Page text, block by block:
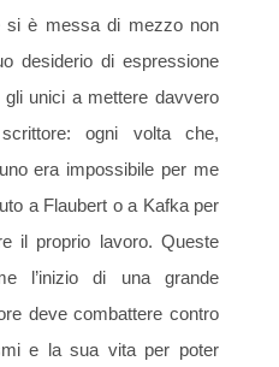
si è messa di mezzo non
desiderio di espressione
unici a mettere davvero
ogni volta che,
era impossibile per me
a Flaubert o a Kafka per
il proprio lavoro. Queste
l’inizio di una grande
deve combattere contro
e la sua vita per poter